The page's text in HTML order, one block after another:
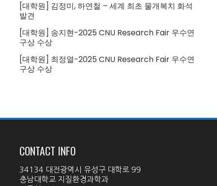
[대학원] 김정미, 하연철 – 세계 최초 물개복치 화석
발견
[대학원] 송지현-2025 CNU Research Fair 우수연
구상 수상
[대학원] 최정열-2025 CNU Research Fair 우수연
구상 수상
CONTACT INFO
34134 대전광역시 유성구 대학로 99
충남대학교 지질환경과학과